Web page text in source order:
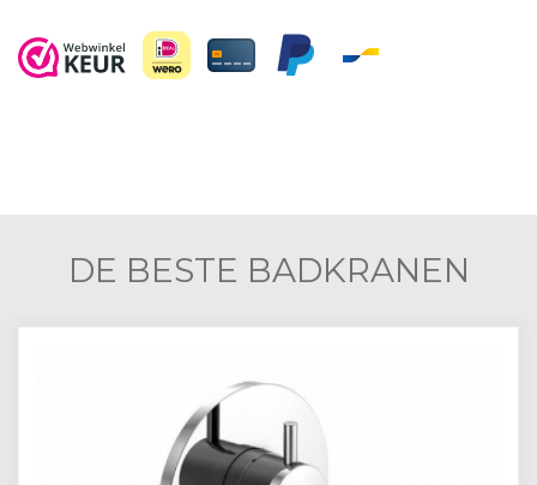
DE BESTE BADKRANEN